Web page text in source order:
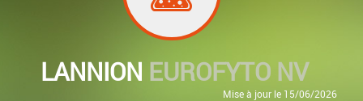
LANNION EUROFYTO NV
Mise à jour le 15/06/2026